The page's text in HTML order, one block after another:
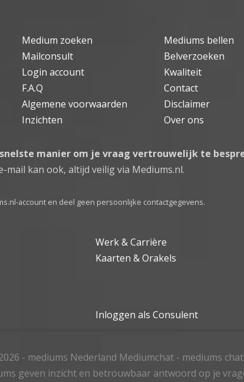
Medium zoeken
Mediums bellen
Mailconsult
Belverzoeken
Login account
Kwaliteit
F.A.Q
Contact
Algemene voorwaarden
Disclaimer
Inzichten Over ons
manier om je vraag vertrouwelijk te
mail kan ook, altijd veilig via Mediums.nl.
account en deel geen persoonlijke contactgegevens.
Werk & Carrière
Kaarten & Orakels
Inloggen als Consulent
- mediums Nederland Mediumchat - mediums
geven inzicht en betrouwbaar antwoord op je